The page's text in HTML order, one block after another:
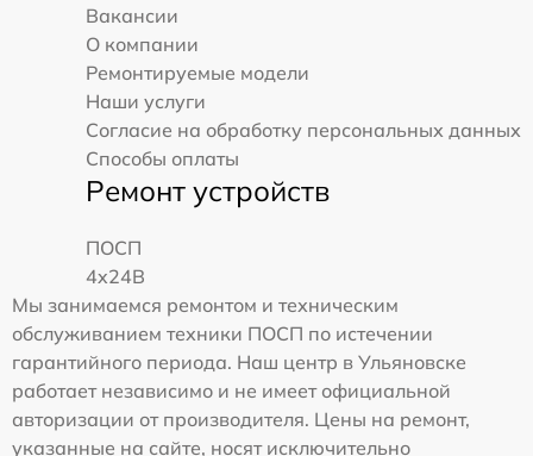
Вакансии
О компании
Ремонтируемые модели
Наши услуги
Согласие на обработку персональных данных
Способы оплаты
Ремонт устройств
ПОСП
4x24B
Мы занимаемся ремонтом и техническим
обслуживанием техники ПОСП по истечении
гарантийного периода. Наш центр в Ульяновске
работает независимо и не имеет официальной
авторизации от производителя. Цены на ремонт,
указанные на сайте, носят исключительно